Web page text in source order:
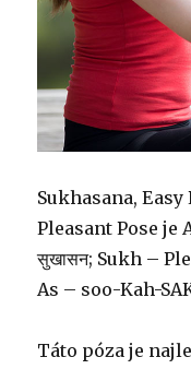
Sukhasana, Easy
Pleasant Pose je
सुखासन; Sukh –
As – soo-Kah-
Táto póza je